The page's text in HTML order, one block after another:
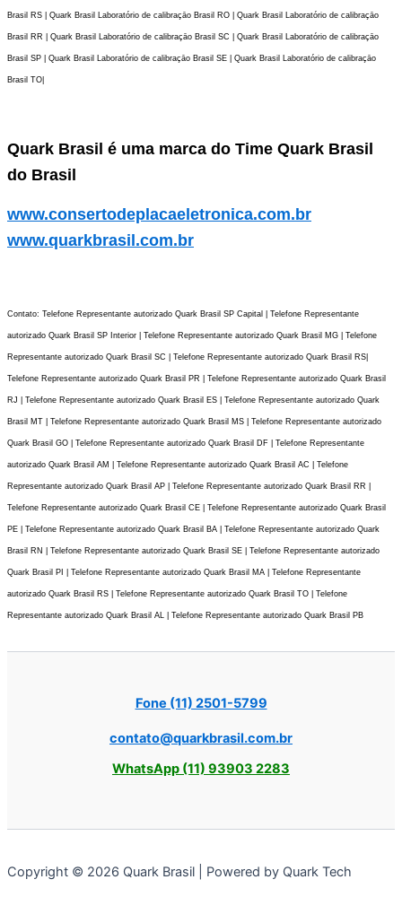
Brasil RS | Quark Brasil Laboratório de calibraçāo Brasil RO | Quark Brasil Laboratório de calibraçāo
Brasil RR | Quark Brasil Laboratório de calibraçāo Brasil SC | Quark Brasil Laboratório de calibraçāo
Brasil SP | Quark Brasil Laboratório de calibraçāo Brasil SE | Quark Brasil Laboratório de calibraçāo
Brasil TO|
Quark Brasil é uma marca do Time Quark Brasil
do Brasil
www.consertodeplacaeletronica.com.br
www.quarkbrasil.com.br
Contato: Telefone Representante autorizado Quark Brasil SP Capital | Telefone Representante
autorizado Quark Brasil SP Interior | Telefone Representante autorizado Quark Brasil MG | Telefone
Representante autorizado Quark Brasil SC | Telefone Representante autorizado Quark Brasil RS|
Telefone Representante autorizado Quark Brasil PR | Telefone Representante autorizado Quark Brasil
RJ | Telefone Representante autorizado Quark Brasil ES | Telefone Representante autorizado Quark
Brasil MT | Telefone Representante autorizado Quark Brasil MS | Telefone Representante autorizado
Quark Brasil GO | Telefone Representante autorizado Quark Brasil DF | Telefone Representante
autorizado Quark Brasil AM | Telefone Representante autorizado Quark Brasil AC | Telefone
Representante autorizado Quark Brasil AP | Telefone Representante autorizado Quark Brasil RR |
Telefone Representante autorizado Quark Brasil CE | Telefone Representante autorizado Quark Brasil
PE | Telefone Representante autorizado Quark Brasil BA | Telefone Representante autorizado Quark
Brasil RN | Telefone Representante autorizado Quark Brasil SE | Telefone Representante autorizado
Quark Brasil PI | Telefone Representante autorizado Quark Brasil MA | Telefone Representante
autorizado Quark Brasil RS | Telefone Representante autorizado Quark Brasil TO | Telefone
Representante autorizado Quark Brasil AL | Telefone Representante autorizado Quark Brasil PB
Fone (11) 2501-5799
contato@quarkbrasil.com.br
WhatsApp (11) 93903 2283
Copyright © 2026 Quark Brasil | Powered by Quark Tech